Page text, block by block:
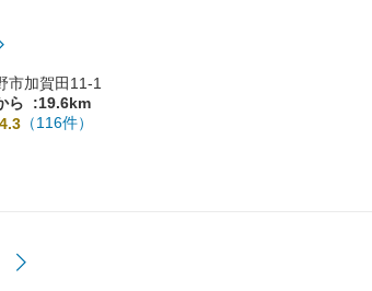
市加賀田11-1
ら
:19.6km
4.3 （116件）